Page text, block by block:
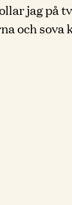
jag på
och sova